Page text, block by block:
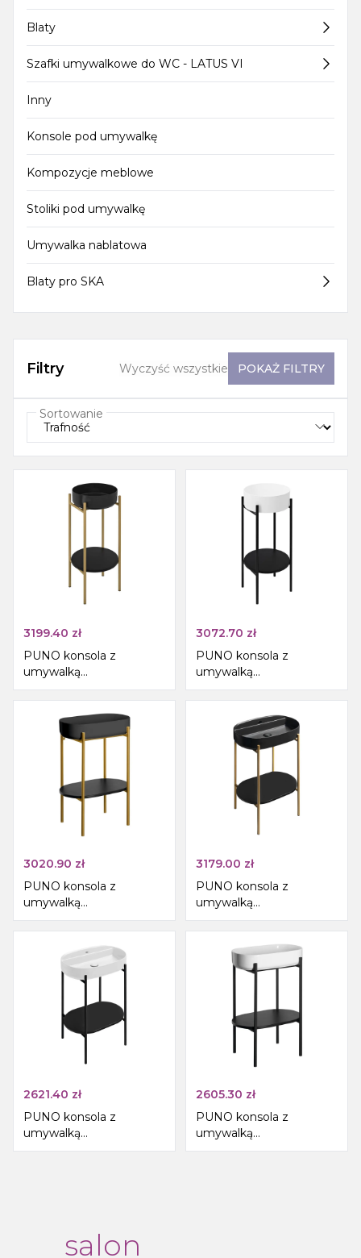
Blaty
Szafki umywalkowe do WC - LATUS VI
Inny
Konsole pod umywalkę
Kompozycje meblowe
Stoliki pod umywalkę
Umywalka nablatowa
Blaty pro SKA
Filtry Wyczyść wszystkie POKAŻ FILTRY
Sortowanie
3199.40 zł
PUNO konsola z
umywalką
375x870x448xmm, złoty
mat
3072.70 zł
PUNO konsola z
umywalką
375x870x448xmm,
czarny
3020.90 zł
PUNO konsola z
umywalką
550x860x360mm, złoty
mat
3179.00 zł
PUNO konsola z
umywalką
600x860x396mm, złoty
mat
2621.40 zł
PUNO konsola z
umywalką
600x860x396mm,
2605.30 zł
PUNO konsola z
umywalką
550x860x360mm, czarny
salon